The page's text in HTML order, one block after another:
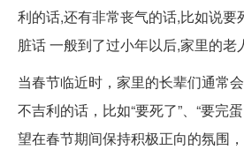
利的话,还有非常丧气的话,比如说要
脏话 一般到了过小年以后,家里的老
当春节临近时，家里的长辈们通常
不吉利的话，比如“要死了”、“要完
望在春节期间保持积极正向的氛围